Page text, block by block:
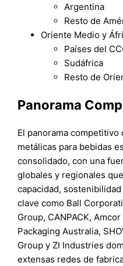
Argentina
Resto de
Oriente Medio y
Países del
Sudáfrica
Resto de
Panorama
El panorama competitivo
metálicas para bebidas
consolidado, con una
globales y regionales
capacidad,
clave como Ball
Group, CANPACK,
Packaging Australia,
Group y ZI Industries
extensas redes de